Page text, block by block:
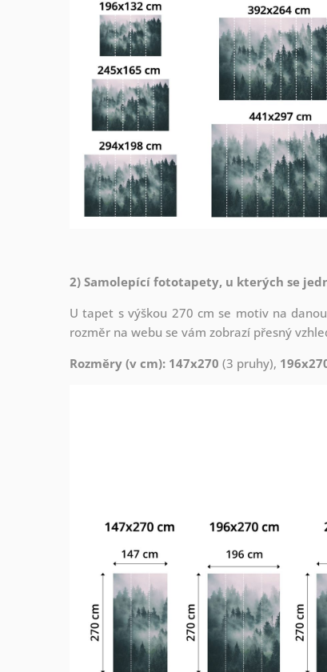
2) Samolepící fototapety, u kterých se
U tapet s výškou 270 cm se motiv na
rozměr na webu se vám zobrazí přesný
Rozměry (v cm): 147x270 (3 pruhy),